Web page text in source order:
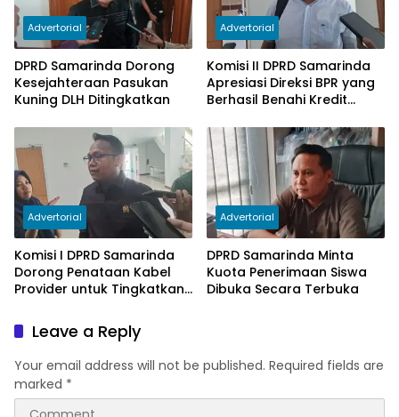
Advertorial
DPRD Samarinda Dorong
Kesejahteraan Pasukan
Kuning DLH Ditingkatkan
Advertorial
Komisi II DPRD Samarinda
Apresiasi Direksi BPR yang
Berhasil Benahi Kredit
Advertorial
Komisi I DPRD Samarinda
Dorong Penataan Kabel
Provider untuk Tingkatkan
Advertorial
DPRD Samarinda Minta
Kuota Penerimaan Siswa
Dibuka Secara Terbuka
Leave a Reply
Your email address will not be published. Required fields are
marked *